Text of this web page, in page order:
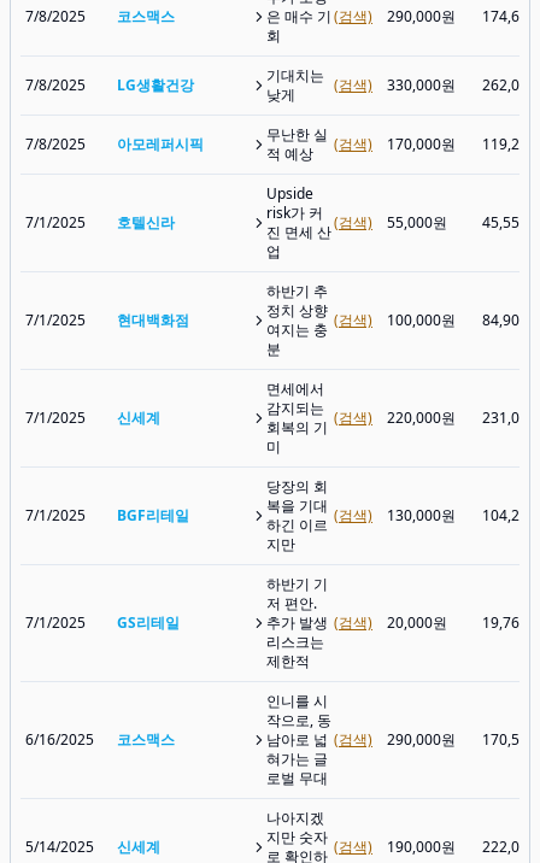
7/8/2025 코스맥스
은 매수 기
회
(검색) 290,000원 174,600
7/8/2025 LG생활건강
기대치는
낮게
(검색) 330,000원 262,000
7/8/2025 아모레퍼시픽
무난한 실
적 예상
(검색) 170,000원 119,200
7/1/2025 호텔신라
Upside
risk가 커
진 면세 산
업
(검색) 55,000원 45,550
7/1/2025 현대백화점
하반기 추
정치 상향
여지는 충
분
(검색) 100,000원 84,900
7/1/2025 신세계
면세에서
감지되는
회복의 기
미
(검색) 220,000원 231,000
7/1/2025 BGF리테일
당장의 회
복을 기대
하긴 이르
지만
(검색) 130,000원 104,200
7/1/2025 GS리테일
하반기 기
저 편안.
추가 발생
리스크는
제한적
(검색) 20,000원 19,760
6/16/2025 코스맥스
인니를 시
작으로, 동
남아로 넓
혀가는 글
로벌 무대
(검색) 290,000원 170,500
5/14/2025 신세계
나아지겠
지만 숫자
로 확인하 (검색) 190,000원 222,000